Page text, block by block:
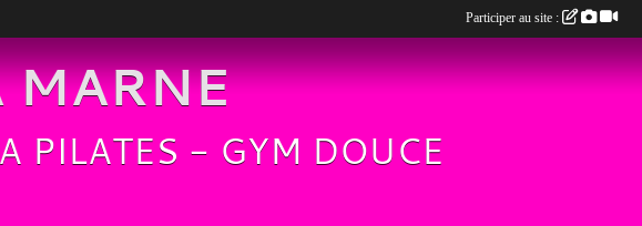
MARNE
PILATES - GYM DOUCE
Participer au site :